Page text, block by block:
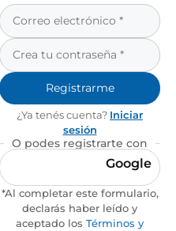
Registrarme
¿Ya tenés cuenta? Iniciar
sesión
O podes registrarte con
Google
*Al completar este formulario,
declarás haber leído y
aceptado los Términos y